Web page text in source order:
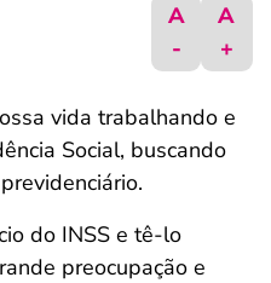
A
-
A
+
vida trabalhando e
Social, buscando
do INSS e tê-lo
preocupação e